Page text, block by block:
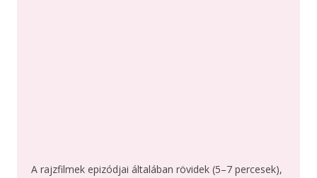
A rajzfilmek epizódjai általában rövidek (5–7 percesek),